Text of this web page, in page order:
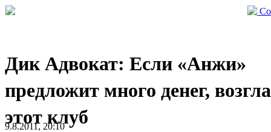
Дик Адвокат: Если «Анжи»
предложит много денег,
этот клуб
9.8.2011, 20:10